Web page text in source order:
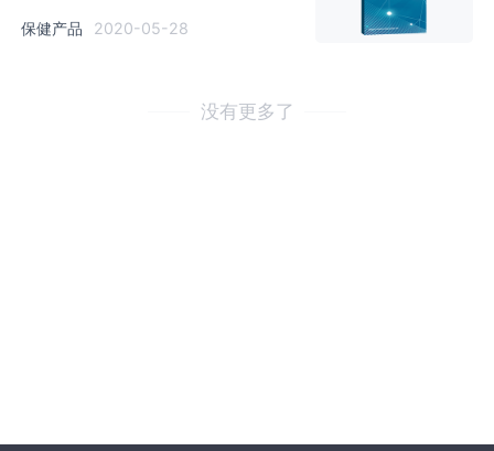
发展趋势预测
保健产品 2020-05-28
没有更多了